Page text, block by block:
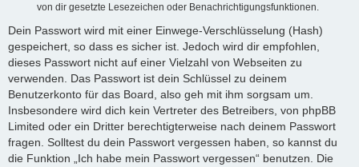
von dir gesetzte Lesezeichen oder Benachrichtigungsfunktionen.
Dein Passwort wird mit einer Einwege-Verschlüsselung (Hash)
gespeichert, so dass es sicher ist. Jedoch wird dir empfohlen,
dieses Passwort nicht auf einer Vielzahl von Webseiten zu
verwenden. Das Passwort ist dein Schlüssel zu deinem
Benutzerkonto für das Board, also geh mit ihm sorgsam um.
Insbesondere wird dich kein Vertreter des Betreibers, von phpBB
Limited oder ein Dritter berechtigterweise nach deinem Passwort
fragen. Solltest du dein Passwort vergessen haben, so kannst du
die Funktion „Ich habe mein Passwort vergessen“ benutzen. Die